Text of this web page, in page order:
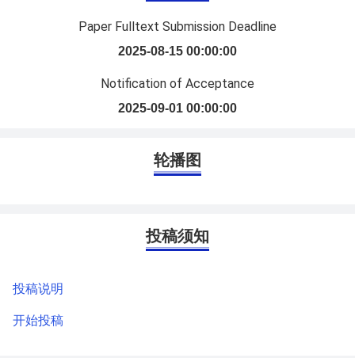
Paper Fulltext Submission Deadline
2025-08-15 00:00:00
Notification of Acceptance
2025-09-01 00:00:00
轮播图
投稿须知
投稿说明
开始投稿